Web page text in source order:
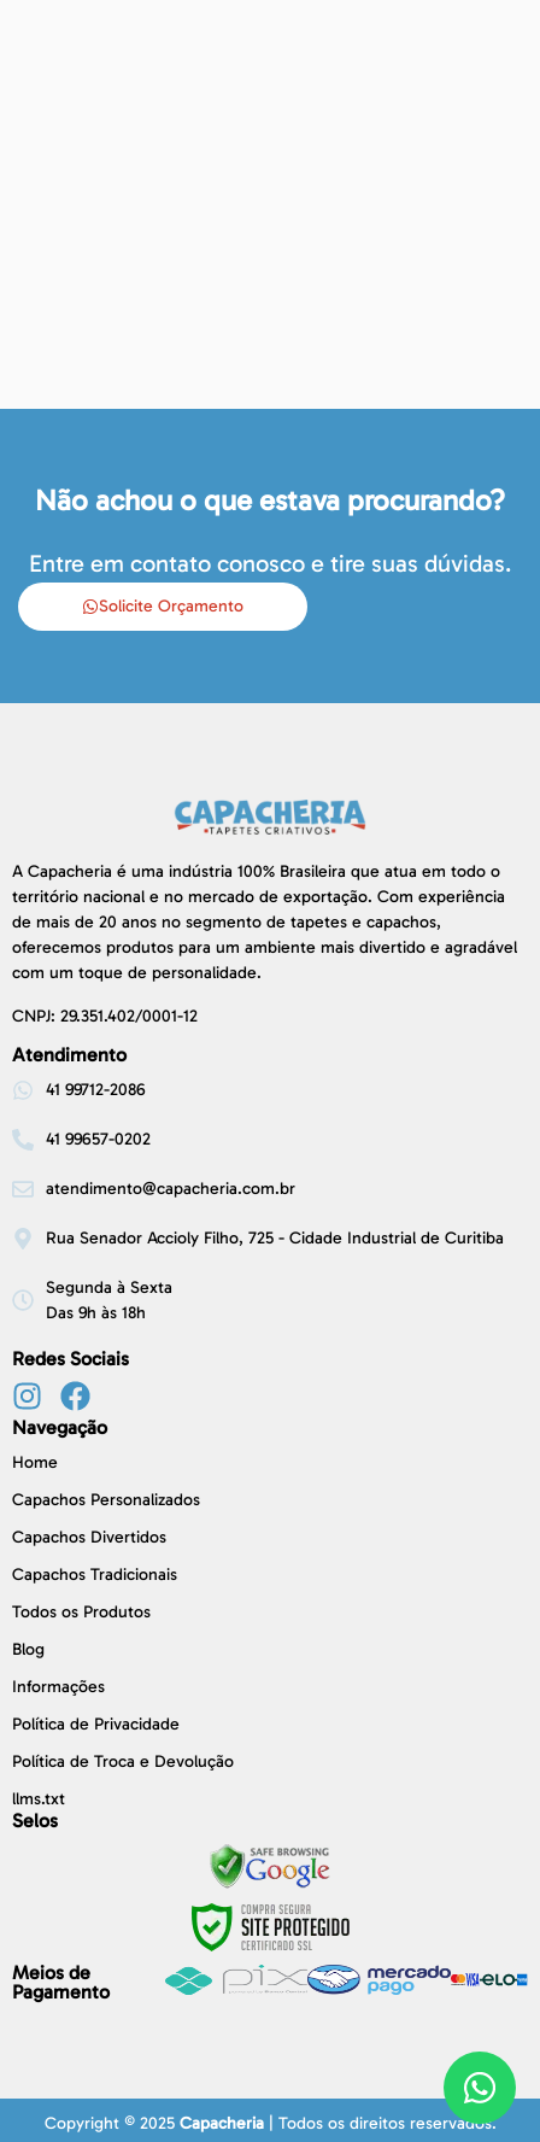
Não achou o que estava procurando?
Entre em contato conosco e tire suas dúvidas.
Solicite Orçamento
A Capacheria é uma indústria 100% Brasileira que atua em todo o
território nacional e no mercado de exportação. Com experiência
de mais de 20 anos no segmento de tapetes e capachos,
oferecemos produtos para um ambiente mais divertido e agradável
com um toque de personalidade.
CNPJ: 29.351.402/0001-12
Atendimento
41 99712-2086
41 99657-0202
atendimento@capacheria.com.br
Rua Senador Accioly Filho, 725 - Cidade Industrial de Curitiba
Segunda à Sexta
Das 9h às 18h
Redes Sociais
Navegação
Home
Capachos Personalizados
Capachos Divertidos
Capachos Tradicionais
Todos os Produtos
Blog
Informações
Política de Privacidade
Política de Troca e Devolução
llms.txt
Selos
Meios de
Pagamento
Copyright © 2025 Capacheria | Todos os direitos reservados.